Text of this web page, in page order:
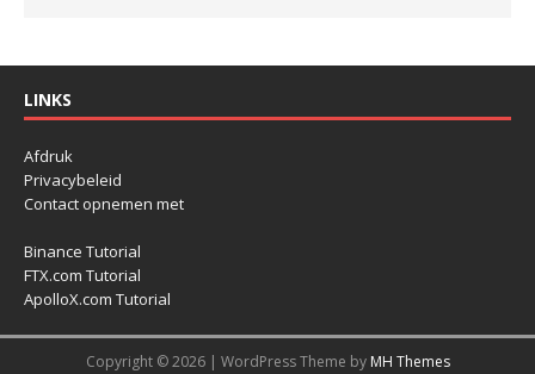
LINKS
Afdruk
Privacybeleid
Contact opnemen met
Binance Tutorial
FTX.com Tutorial
ApolloX.com Tutorial
Copyright © 2026 | WordPress Theme by MH Themes